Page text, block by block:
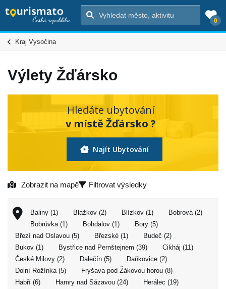
0
Kraj Vysočina
Výlety Žďársko
Hledáte ubytování
v místě Žďársko ?
Najít Ubytování
Zobrazit na mapě Filtrovat výsledky
Baliny (1) Blažkov (2) Blízkov (1)
Bobrová (2)
Bobrůvka (1)
Bohdalov (1)
Bory (5)
Březí nad Oslavou (5)
Březské (1)
Budeč (2)
Bukov (1)
Bystřice nad Pernštejnem (39)
Cikháj (11)
České Milovy (2)
Dalečín (5)
Daňkovice (2)
Dolní Rožínka (5)
Fryšava pod Žákovou horou (8)
Habří (6)
Hamry nad Sázavou (24)
Herálec (19)